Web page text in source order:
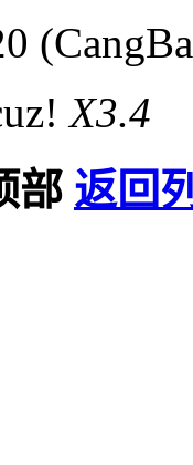
X3.4
部 返回